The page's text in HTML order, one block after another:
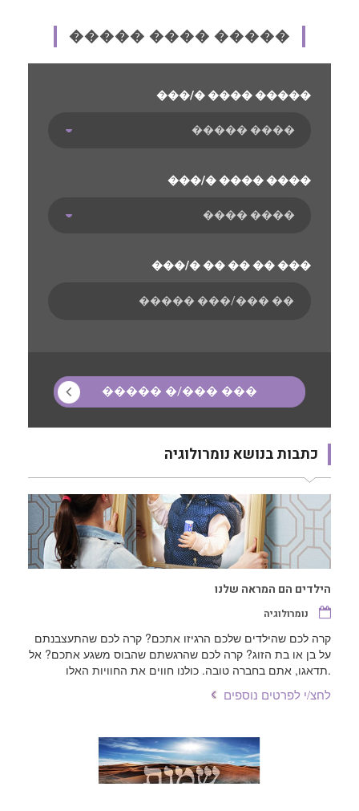
����� ���� �����
���/� ���� �����
���/� ���� ����
���/� �� �� �� ���
כתבות בנושא נומרולוגיה
הילדים הם המראה שלנו
נומרולוגיה
קרה לכם שהילדים שלכם הרגיזו אתכם? קרה לכם שהתעצבנתם
תדאגו, אתם בחברה טובה. כולנו חווים את החוויות האלו.
לחצ/י לפרטים נוספים